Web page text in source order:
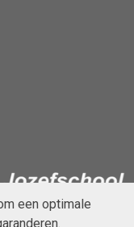
een optimale